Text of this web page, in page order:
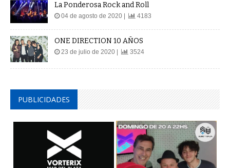
La Ponderosa Rock and Roll
04 de agosto de 2020 | 4183
ONE DIRECTION 10 AÑOS
23 de julio de 2020 | 3524
PUBLICIDADES